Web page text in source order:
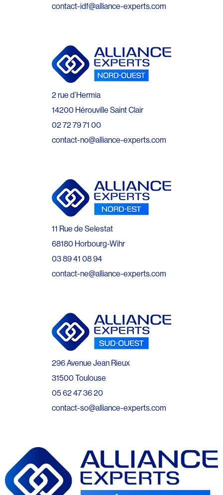
contact-idf@alliance-experts.com
2 rue d’Hermia
14200 Hérouville Saint Clair
02 72 79 71 00
contact-no@alliance-experts.com
11 Rue de Selestat
68180 Horbourg-Wihr
03 89 41 08 94
contact-ne@alliance-experts.com
296 Avenue Jean Rieux
31500 Toulouse
05 62 47 36 20
contact-so@alliance-experts.com